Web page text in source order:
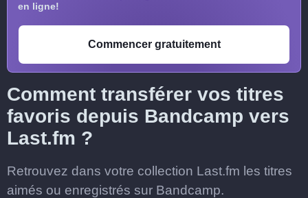
en ligne!
Commencer gratuitement
Comment transférer vos titres
favoris depuis Bandcamp vers
Last.fm ?
Retrouvez dans votre collection Last.fm les titres
aimés ou enregistrés sur Bandcamp.